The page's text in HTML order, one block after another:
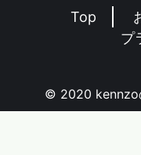
Top
プ
© 2020 kennzo